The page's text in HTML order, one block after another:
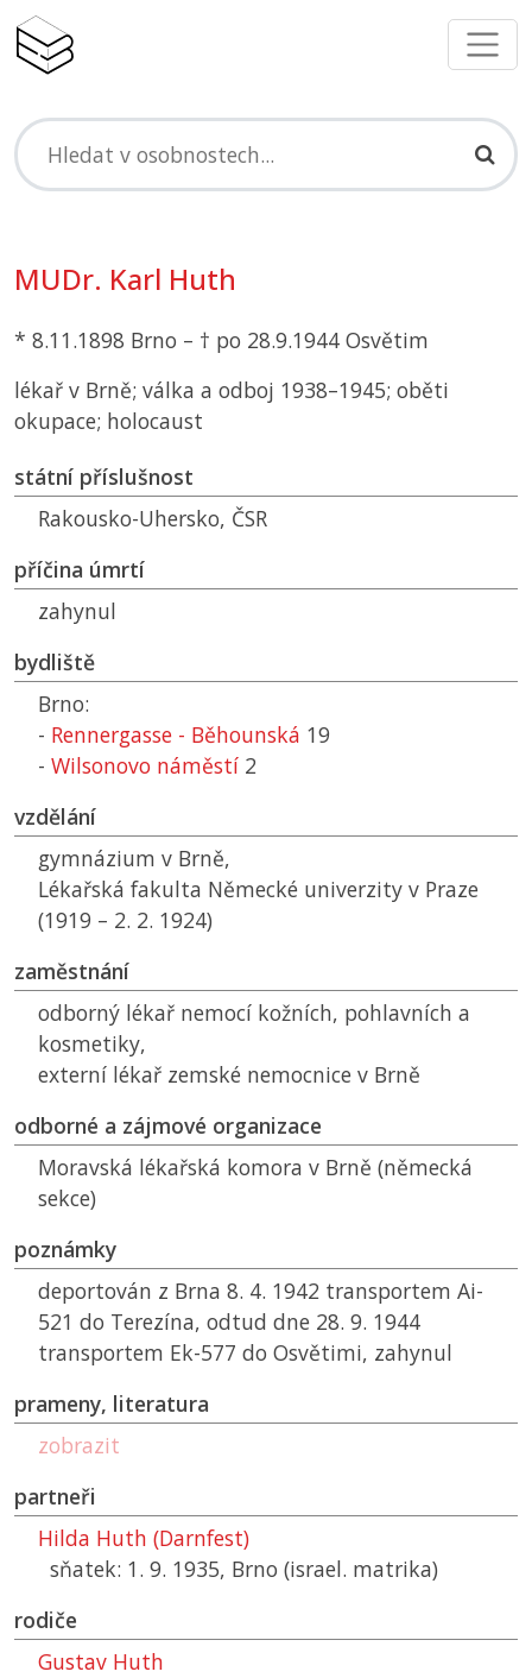
MUDr. Karl Huth
* 8.11.1898 Brno – † po 28.9.1944 Osvětim
lékař v Brně; válka a odboj 1938–1945; oběti
okupace; holocaust
státní příslušnost
Rakousko-Uhersko, ČSR
příčina úmrtí
zahynul
bydliště
Brno:
- Rennergasse - Běhounská 19
- Wilsonovo náměstí 2
vzdělání
gymnázium v Brně,
Lékařská fakulta Německé univerzity v Praze
(1919 – 2. 2. 1924)
zaměstnání
odborný lékař nemocí kožních, pohlavních a
kosmetiky,
externí lékař zemské nemocnice v Brně
odborné a zájmové organizace
Moravská lékařská komora v Brně (německá
sekce)
poznámky
deportován z Brna 8. 4. 1942 transportem Ai-
521 do Terezína, odtud dne 28. 9. 1944
transportem Ek-577 do Osvětimi, zahynul
prameny, literatura
zobrazit
partneři
Hilda Huth (Darnfest)
sňatek: 1. 9. 1935, Brno (israel. matrika)
rodiče
Gustav Huth